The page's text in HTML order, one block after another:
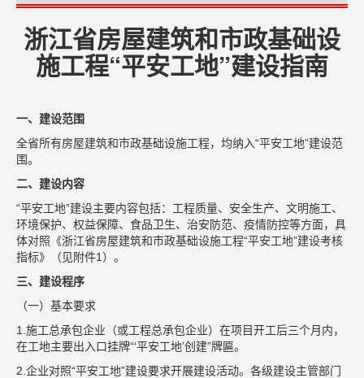
浙江省房屋建筑和市政基础设
施工程“平安工地”建设指南
一、建设范围
全省所有房屋建筑和市政基础设施工程，均纳入“平安工地”建设范
围。
二、建设内容
“平安工地”建设主要内容包括：工程质量、安全生产、文明施工、
环境保护、权益保障、食品卫生、治安防范、疫情防控等方面，具
体对照《浙江省房屋建筑和市政基础设施工程“平安工地”建设考核
指标》（见附件1）。
三、建设程序
（一）基本要求
1.施工总承包企业（或工程总承包企业）在项目开工后三个月内，
在工地主要出入口挂牌“‘平安工地’创建”牌匾。
2.企业对照“平安工地”建设要求开展建设活动。各级建设主管部门